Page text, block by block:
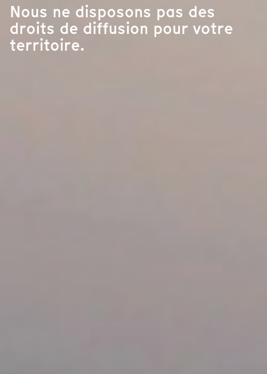
Nous ne disposons pas des
droits de diffusion pour votre
territoire.